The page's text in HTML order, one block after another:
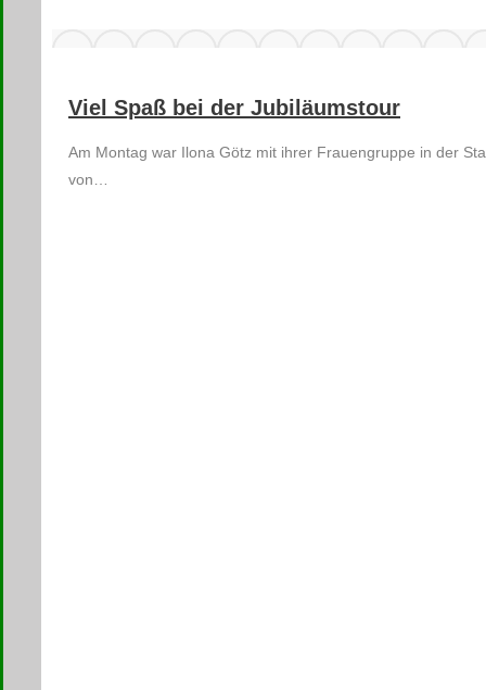
Viel Spaß bei der Jubiläumstour
Am Montag war Ilona Götz mit ihrer Frauengruppe in der
von…